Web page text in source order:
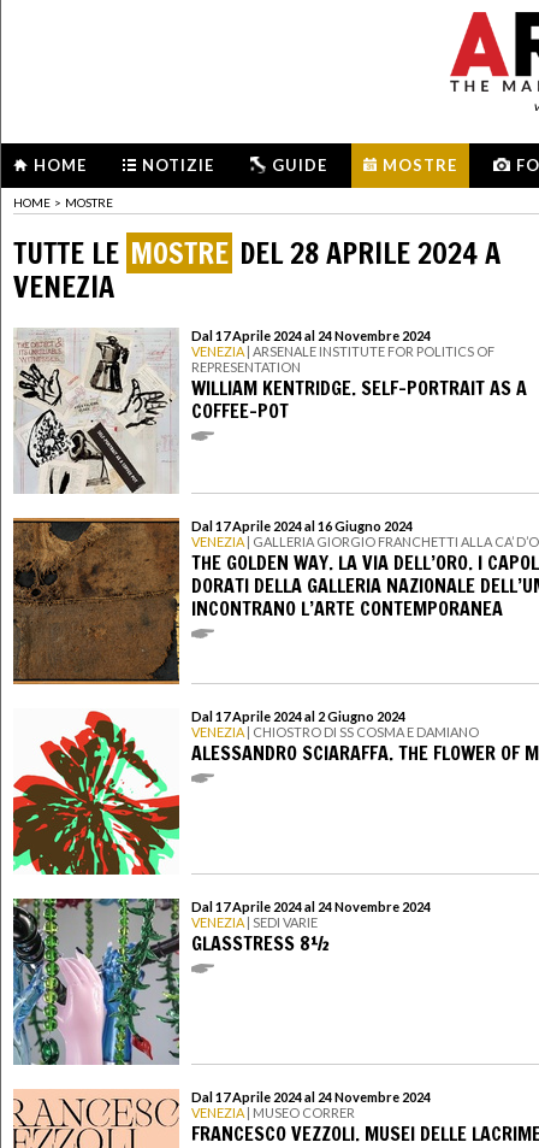
HOME NOTIZIE GUIDE MOSTRE
HOME > MOSTRE
TUTTE LE MOSTRE DEL 28 APRILE 2024 A
VENEZIA
Dal 17 Aprile 2024 al 24 Novembre 2024
VENEZIA | ARSENALE INSTITUTE FOR POLITICS OF
REPRESENTATION
WILLIAM KENTRIDGE. SELF-PORTRAIT AS A
COFFEE-POT
Dal 17 Aprile 2024 al 16 Giugno 2024
VENEZIA | GALLERIA GIORGIO FRANCHETTI ALLA CA’
THE GOLDEN WAY. LA VIA DELL’ORO. I
DORATI DELLA GALLERIA NAZIONALE
INCONTRANO L’ARTE CONTEMPORANEA
Dal 17 Aprile 2024 al 2 Giugno 2024
VENEZIA | CHIOSTRO DI SS COSMA E DAMIANO
ALESSANDRO SCIARAFFA. THE FLOWER OF
Dal 17 Aprile 2024 al 24 Novembre 2024
VENEZIA | SEDI VARIE
GLASSTRESS 8½
Dal 17 Aprile 2024 al 24 Novembre 2024
VENEZIA | MUSEO CORRER
FRANCESCO VEZZOLI. MUSEI DELLE